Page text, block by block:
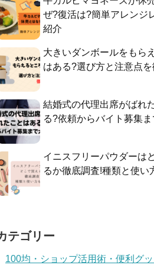
ぜ?復活は?簡単アレンジ
紹介
大きいダンボールをもら
はある?選び方と注意点
結婚式の代理出席がばれ
る?依頼からバイト募集
イニスフリーパウダーは
るか徹底調査!種類と使い
テゴリー
100均・ショップ活用術・便利グ